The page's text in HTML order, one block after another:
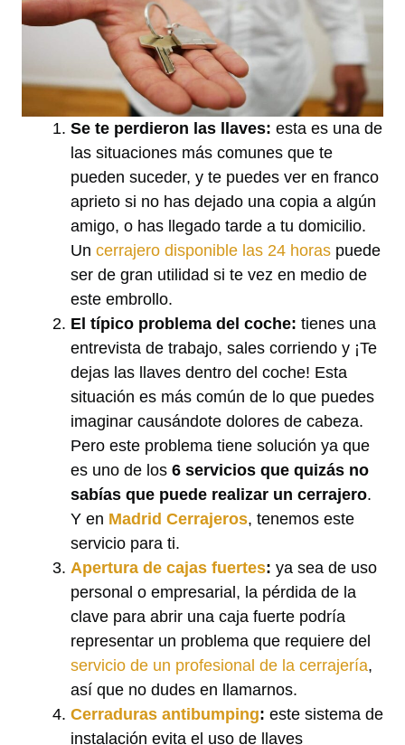
Se te perdieron las llaves: esta es una de
las situaciones más comunes que te
pueden suceder, y te puedes ver en franco
aprieto si no has dejado una copia a algún
amigo, o has llegado tarde a tu domicilio.
Un cerrajero disponible las 24 horas puede
ser de gran utilidad si te vez en medio de
este embrollo.
El típico problema del coche: tienes una
entrevista de trabajo, sales corriendo y ¡Te
dejas las llaves dentro del coche! Esta
situación es más común de lo que puedes
imaginar causándote dolores de cabeza.
Pero este problema tiene solución ya que
es uno de los 6 servicios que quizás no
sabías que puede realizar un cerrajero.
Y en Madrid Cerrajeros, tenemos este
servicio para ti.
Apertura de cajas fuertes: ya sea de uso
personal o empresarial, la pérdida de la
clave para abrir una caja fuerte podría
representar un problema que requiere del
servicio de un profesional de la cerrajería,
así que no dudes en llamarnos.
Cerraduras antibumping: este sistema de
instalación evita el uso de llaves